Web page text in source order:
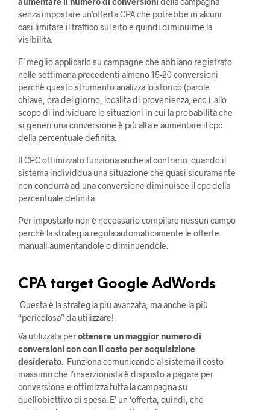
senza impostare un’offerta CPA che potrebbe in alcuni
casi limitare il traffico sul sito e quindi diminuirne la
visibilità.
E’ meglio applicarlo su campagne che abbiano registrato
nelle settimana precedenti almeno 15-20 conversioni
perchè questo strumento analizza lo storico (parole
chiave, ora del giorno, località di provenienza, ecc.) allo
scopo di individuare le situazioni in cui la probabilità che
si generi una conversione è più alta e aumentare il cpc
della percentuale definita.
Il CPC ottimizzato funziona anche al contrario: quando il
sistema individdua una situazione che quasi sicuramente
non condurrà ad una conversione diminuisce il cpc della
percentuale definita.
Per impostarlo non è necessario compilare nessun campo
perchè la strategia regola automaticamente le offerte
manuali aumentandole o diminuendole.
CPA target Google AdWords
Questa è la strategia più avanzata, ma anche la più
“pericolosa” da utilizzare!
Va utilizzata perottenere un maggior numero di
conversioni con con il costo per acquisizione
desiderato. Funziona comunicando al sistema il costo
massimo che l’inserzionista è disposto a pagare per
conversione e ottimizza tutta la campagna su
quell’obiettivo di spesa. E’ un ‘offerta, quindi, che